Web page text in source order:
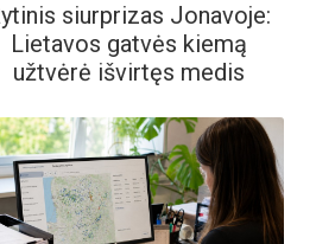
siurprizas Jonavoje:
Lietavos gatvės kiemą
užtvėrė išvirtęs medis